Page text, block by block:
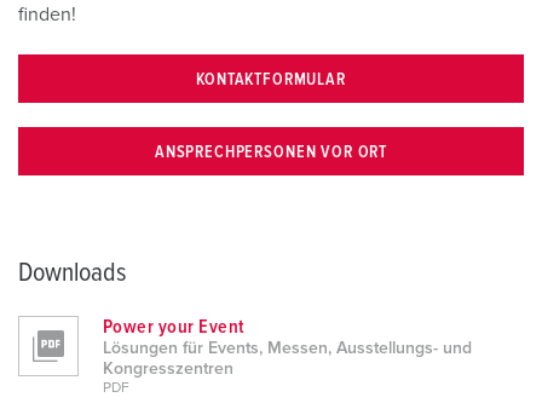
finden!
KONTAKTFORMULAR
ANSPRECHPERSONEN VOR ORT
Downloads
Power your Event
Lösungen für Events, Messen, Ausstellungs- und
Kongresszentren
PDF